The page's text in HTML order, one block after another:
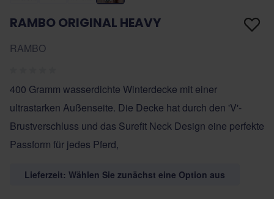
RAMBO ORIGINAL HEAVY
RAMBO
400 Gramm wasserdichte Winterdecke mit einer
ultrastarken Außenseite. Die Decke hat durch den 'V'-
Brustverschluss und das Surefit Neck Design eine perfekte
Passform für jedes Pferd,
Lieferzeit: Wählen Sie zunächst eine Option aus